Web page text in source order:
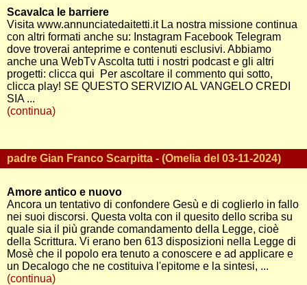
Scavalca le barriere
Visita www.annunciatedaitetti.it La nostra missione continua
con altri formati anche su: Instagram Facebook Telegram
dove troverai anteprime e contenuti esclusivi. Abbiamo
anche una WebTv Ascolta tutti i nostri podcast e gli altri
progetti: clicca qui Per ascoltare il commento qui sotto,
clicca play! SE QUESTO SERVIZIO AL VANGELO CREDI
SIA ...
(continua)
padre Gian Franco Scarpitta - (Omelia del 03-11-2024)
Amore antico e nuovo
Ancora un tentativo di confondere Gesù e di coglierlo in fallo
nei suoi discorsi. Questa volta con il quesito dello scriba su
quale sia il più grande comandamento della Legge, cioè
della Scrittura. Vi erano ben 613 disposizioni nella Legge di
Mosè che il popolo era tenuto a conoscere e ad applicare e
un Decalogo che ne costituiva l'epitome e la sintesi, ...
(continua)